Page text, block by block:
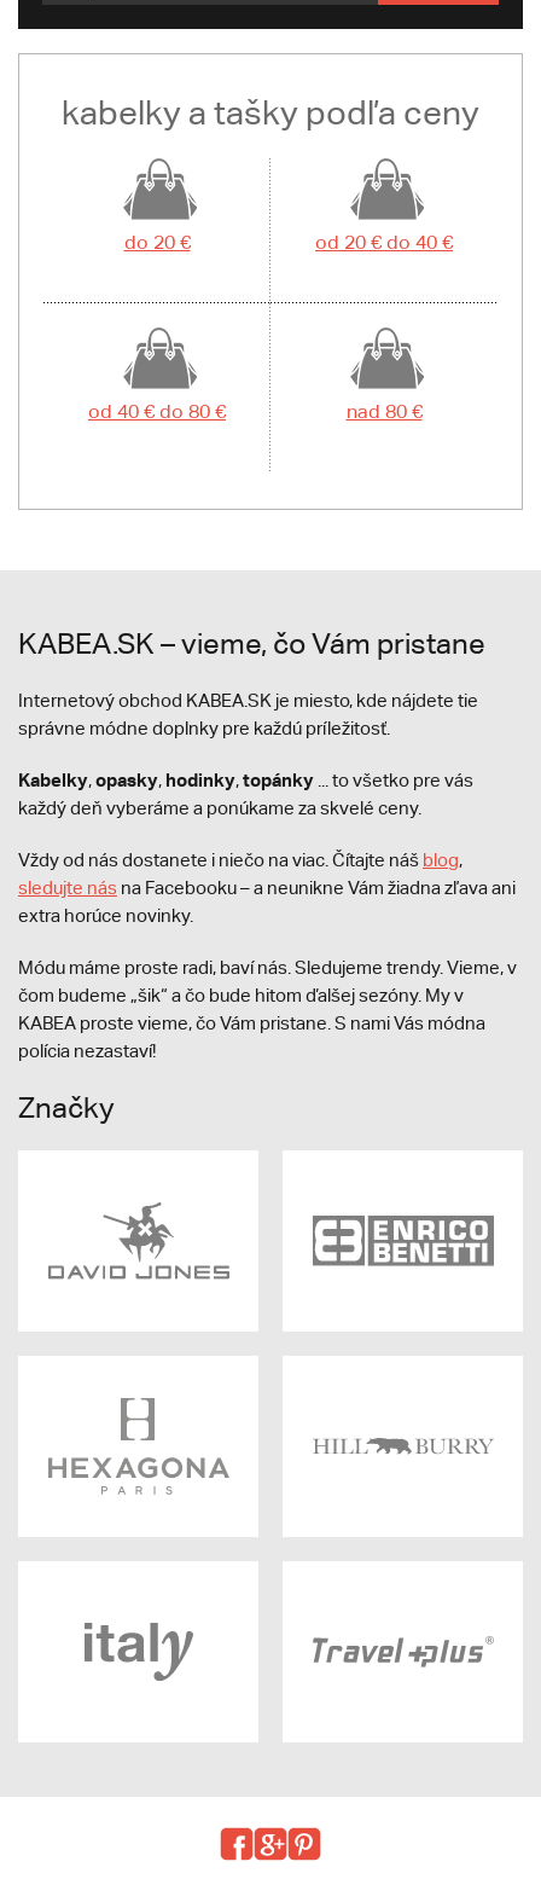
kabelky a tašky podľa ceny
do 20 € od 20 € do 40 €
od 40 € do 80 € nad 80 €
KABEA.SK – vieme, čo Vám pristane
Internetový obchod KABEA.SK je miesto, kde nájdete tie
správne módne doplnky pre každú príležitosť.
Kabelky,opasky, hodinky,topánky ... to všetko pre vás
každý deň vyberáme a ponúkame za skvelé ceny.
Vždy od nás dostanete i niečo na viac. Čítajte náš blog,
sledujte nás na Facebooku – a neunikne Vám žiadna zľava ani
extra horúce novinky.
Módu máme proste radi, baví nás. Sledujeme trendy. Vieme, v
čom budeme „šik“ a čo bude hitom ďalšej sezóny. My v
KABEA proste vieme, čo Vám pristane. S nami Vás módna
polícia nezastaví!
Značky